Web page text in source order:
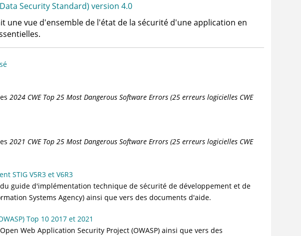
Security Standard) version 4.0
une vue d'ensemble de l'état de la sécurité d'une application en
2024 CWE Top 25 Most Dangerous Software Errors (25 erreurs logicielles CWE
2021 CWE Top 25 Most Dangerous Software Errors (25 erreurs logicielles CWE
STIG V5R3 et V6R3
guide d'implémentation technique de sécurité de développement et de
Systems Agency) ainsi que vers des documents d'aide.
Top 10 2017 et 2021
Web Application Security Project (OWASP) ainsi que vers des